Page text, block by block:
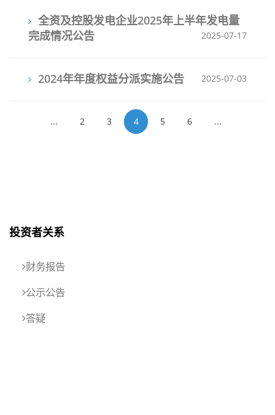
全资及控股发电企业2025年上半年发电量
完成情况公告
2025-07-17
2024年年度权益分派实施公告 2025-07-03
... 2 3 4 5 6 ...
投资者关系
财务报告
公示公告
答疑